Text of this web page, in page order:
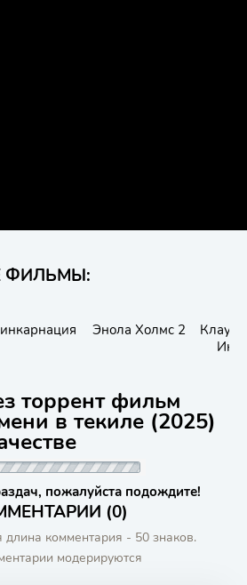
ФИЛЬМЫ:
Энола Холмс 2
торрент фильм
в текиле (2025)
пожалуйста подождите!
(0)
комментария - 50 знаков.
модерируются